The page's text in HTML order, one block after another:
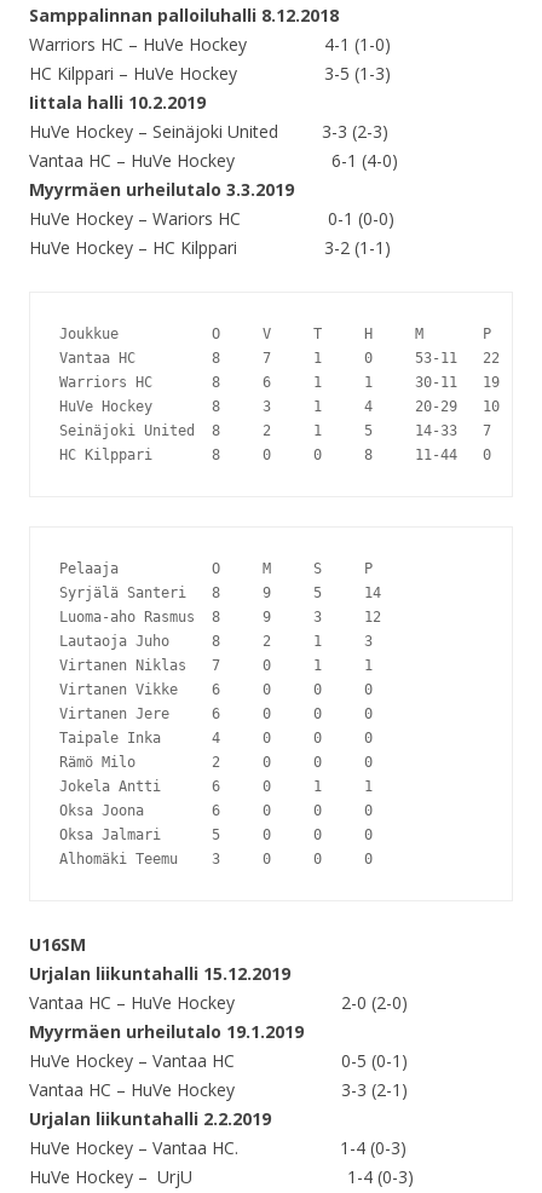
Samppalinnan palloiluhalli 8.12.2018
Warriors HC – HuVe Hockey 4-1 (1-0)
HC Kilppari – HuVe Hockey 3-5 (1-3)
Iittala halli 10.2.2019
HuVe Hockey – Seinäjoki United 3-3 (2-3)
Vantaa HC – HuVe Hockey 6-1 (4-0)
Myyrmäen urheilutalo 3.3.2019
HuVe Hockey – Wariors HC 0-1 (0-0)
HuVe Hockey – HC Kilppari 3-2 (1-1)
Joukkue           O     V     T     H     M       P
Vantaa HC         8     7     1     0     53-11   22
Warriors HC       8     6     1     1     30-11   19
HuVe Hockey       8     3     1     4     20-29   10
Seinäjoki United  8     2     1     5     14-33   7
Pelaaja           O     M     S     P
Syrjälä Santeri   8     9     5     14
Luoma-aho Rasmus  8     9     3     12
Lautaoja Juho     8     2     1     3
Virtanen Niklas   7     0     1     1
Virtanen Vikke    6     0     0     0
Virtanen Jere     6     0     0     0
Taipale Inka      4     0     0     0
Rämö Milo         2     0     0     0
Jokela Antti      6     0     1     1
Oksa Joona        6     0     0     0
Oksa Jalmari      5     0     0     0
U16SM
Urjalan liikuntahalli 15.12.2019
Vantaa HC – HuVe Hockey 2-0 (2-0)
Myyrmäen urheilutalo 19.1.2019
HuVe Hockey – Vantaa HC 0-5 (0-1)
Vantaa HC – HuVe Hockey 3-3 (2-1)
Urjalan liikuntahalli 2.2.2019
HuVe Hockey – Vantaa HC. 1-4 (0-3)
HuVe Hockey – UrjU 1-4 (0-3)